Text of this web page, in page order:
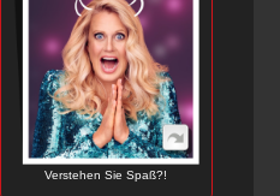
Verstehen Sie Spaß?!